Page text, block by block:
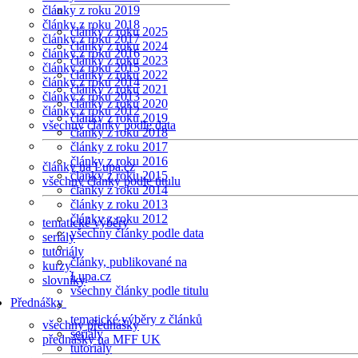
články z roku 2019
články z roku 2018
články z roku 2017
články z roku 2016
články z roku 2015
články z roku 2014
články z roku 2013
články z roku 2012
všechny články podle data
články na Lupa.cz
všechny články podle titulu
tematické výběry
seriály
tutoriály
kurzy
slovníky
Přednášky
všechny přednášky
přednášky na MFF UK
články z roku 2025
články z roku 2024
články z roku 2023
články z roku 2022
články z roku 2021
články z roku 2020
články z roku 2019
články z roku 2018
články z roku 2017
články z roku 2016
články z roku 2015
články z roku 2014
články z roku 2013
články z roku 2012
všechny články podle data
články, publikované na
Lupa.cz
všechny články podle titulu
tematické výběry z článků
seriály
tutoriály